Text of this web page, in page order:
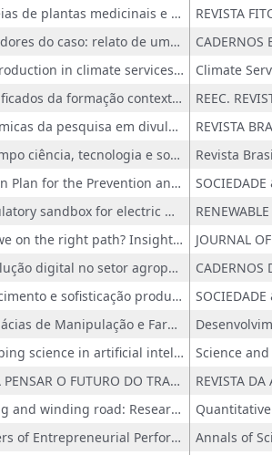
Cadeias de plantas medicinais e fitoterápicos e o potencial do guaraná e da andiroba no estado do Amazonas pela ótica dos atores locais REVISTA
Bastidores do caso: relato de uma experiência de construção de uma metodologia ativa de ensino. CADERNOS
Co-production in climate services for the electricity sector in Brazil - Insights from the CLIMAX project Climate
Significados da formação contextualizada no ensino da astronomía
Dinâmicas da pesquisa em divulgação científica no Brasil: trajetórias e carreiras
O campo ciência, tecnologia e sociedade e novos paradigmas de política de ciência, tecnologia e inovação no Brasil: em direção ao seu reconhecimento no financiamento à pesquisa Revista
Action Plan for the Prevention and Control of Deforestation in the Legal Amazon (PPCDAm): A Scoping Review on Institutionalization, Effectiveness, and Dismantling
Regulatory sandbox for electric mobility: Enhancing charging infrastructure and innovation
Are we on the right path? Insights from Brazilian universities on monitoring and evaluation of Public Communication of Science and Technology in the digital environment
Revolução digital no setor agropecuário e transformação da dinâmica inovativa: novos atores e relacionamentos
Crescimento e sofisticação produtiva do Queijo Minas Artesanal da Canastra: uma leitura a partir dos processos inovativos em recursos naturais
Farmácias de Manipulação e Farmácias Vivas na Promoção da Sociobioeconomia Amazônica
Mapping science in artificial intelligence policy development: formulation, trends, and influences Science
PARA PENSAR O FUTURO DO TRABALHO NOS CUIDADOS COM IRMÃ[O]S E COM A CASA COMUM REVISTA
A long and winding road: Research impact evaluation over public policies
Drivers of Entrepreneurial Performance: An Assessment of the PIPE Program in Brazil